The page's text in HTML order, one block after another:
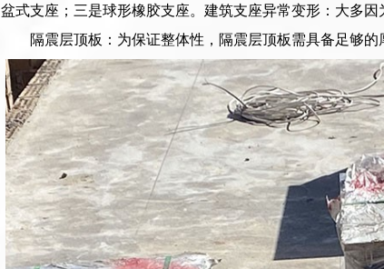
盆式支座；三是球形橡胶支座。建筑支座异常变形：大多
隔震层顶板：为保证整体性，隔震层顶板需具备足够